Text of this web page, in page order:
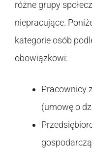
różne grupy
niepracujące.
kategorie osób
obowiązkowi:
Pracownicy
(umowę o